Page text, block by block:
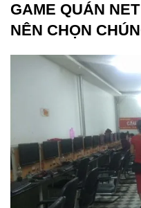
GAME QUÁN
NÊN CHỌN